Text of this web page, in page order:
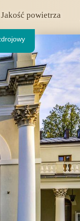
Jakość powietrza